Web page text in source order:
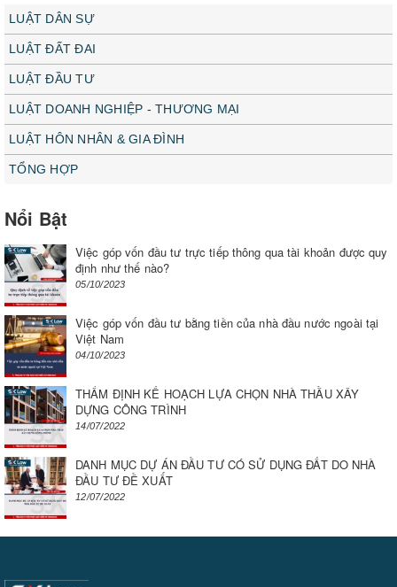
LUẬT DÂN SỰ
LUẬT ĐẤT ĐAI
LUẬT ĐẦU TƯ
LUẬT DOANH NGHIỆP - THƯƠNG MẠI
LUẬT HÔN NHÂN & GIA ĐÌNH
TỔNG HỢP
Nổi Bật
Việc góp vốn đầu tư trực tiếp thông qua tài khoản được quy
định như thế nào?
05/10/2023
Việc góp vốn đầu tư bằng tiền của nhà đầu nước ngoài tại
Việt Nam
04/10/2023
THẨM ĐỊNH KẾ HOẠCH LỰA CHỌN NHÀ THẦU XÂY
DỰNG CÔNG TRÌNH
14/07/2022
DANH MỤC DỰ ÁN ĐẦU TƯ CÓ SỬ DỤNG ĐẤT DO NHÀ
ĐẦU TƯ ĐỀ XUẤT
12/07/2022